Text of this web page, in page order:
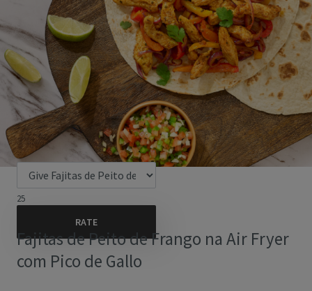
25
Fajitas de Peito de Frango na Air Fryer
com Pico de Gallo